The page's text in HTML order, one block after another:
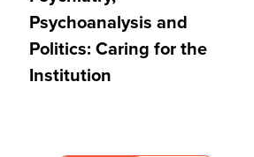
Psychoanalysis and
Politics: Caring for the
Institution